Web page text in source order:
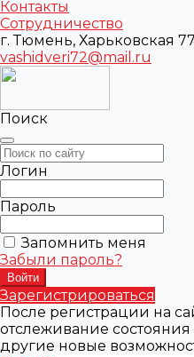
Контакты
Сотрудничество
г. Тюмень, Харьковская
vashidveri72@mail.ru
Поиск
Логин
Пароль
Запомнить меня
Забыли пароль?
Зарегистрироваться
После регистрации на
отслеживание
другие новые